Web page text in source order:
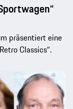
präsentiert eine
Classics“.